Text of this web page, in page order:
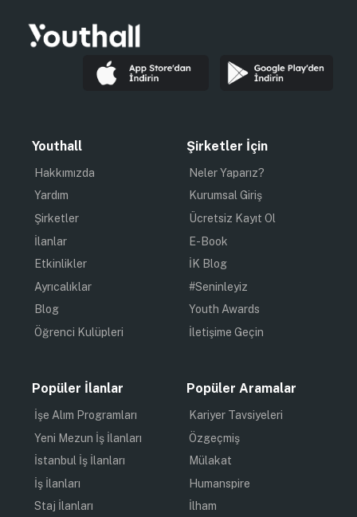
Youthall
Hakkımızda
Yardım
Şirketler
İlanlar
Etkinlikler
Ayrıcalıklar
Blog
Öğrenci Kulüpleri
Şirketler İçin
Neler Yaparız?
Kurumsal Giriş
Ücretsiz Kayıt Ol
E-Book
İK Blog
#Seninleyiz
Youth Awards
İletişime Geçin
Popüler İlanlar
İşe Alım Programları
Yeni Mezun İş İlanları
İstanbul İş İlanları
İş İlanları
Staj İlanları
Popüler Aramalar
Kariyer Tavsiyeleri
Özgeçmiş
Mülakat
Humanspire
İlham